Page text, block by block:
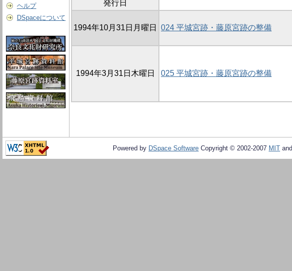
ヘルプ
DSpaceについて
発行日
1994年10月31日月曜日 024 平城宮跡・藤原宮跡の整備
1994年3月31日木曜日 025 平城宮跡・藤原宮跡の整備
Powered by DSpace Software Copyright © 2002-2007 MIT and